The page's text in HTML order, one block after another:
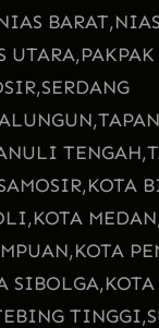
BARAT,NIAS
UTARA,PAKPAK
SERDANG
TENGAH,
KOTA
KOTA
KOTA
SIBOLGA,
TINGGI,